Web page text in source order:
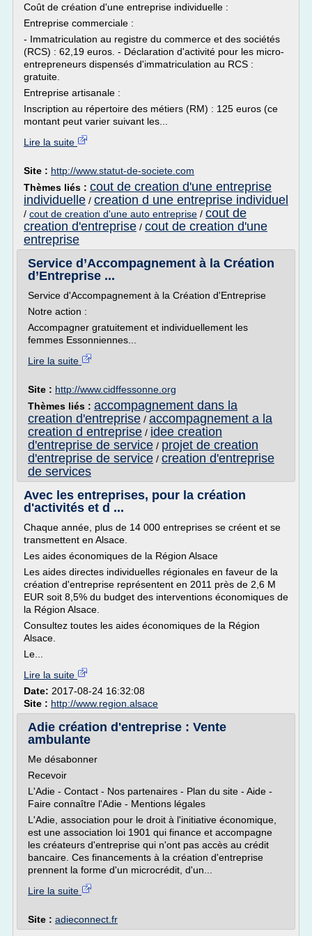
Coût de création d'une entreprise individuelle :
Entreprise commerciale :
- Immatriculation au registre du commerce et des sociétés
(RCS) : 62,19 euros. - Déclaration d'activité pour les micro-
entrepreneurs dispensés d'immatriculation au RCS :
gratuite.
Entreprise artisanale :
Inscription au répertoire des métiers (RM) : 125 euros (ce
montant peut varier suivant les...
Lire la suite
Site : http://www.statut-de-societe.com
Thèmes liés : cout de creation d'une entreprise
individuelle / creation d une entreprise individuel
/ cout de creation d'une auto entreprise / cout de
creation d'entreprise / cout de creation d'une
entreprise
Service d’Accompagnement à la Création
d’Entreprise ...
Service d'Accompagnement à la Création d'Entreprise
Notre action :
Accompagner gratuitement et individuellement les
femmes Essonniennes...
Lire la suite
Site : http://www.cidffessonne.org
Thèmes liés : accompagnement dans la
creation d'entreprise / accompagnement a la
creation d entreprise / idee creation
d'entreprise de service / projet de creation
d'entreprise de service / creation d'entreprise
de services
Avec les entreprises, pour la création
d'activités et d ...
Chaque année, plus de 14 000 entreprises se créent et se
transmettent en Alsace.
Les aides économiques de la Région Alsace
Les aides directes individuelles régionales en faveur de la
création d'entreprise représentent en 2011 près de 2,6 M
EUR soit 8,5% du budget des interventions économiques de
la Région Alsace.
Consultez toutes les aides économiques de la Région
Alsace.
Le...
Lire la suite
Date: 2017-08-24 16:32:08
Site : http://www.region.alsace
Adie création d'entreprise : Vente
ambulante
Me désabonner
Recevoir
L'Adie - Contact - Nos partenaires - Plan du site - Aide -
Faire connaître l'Adie - Mentions légales
L'Adie, association pour le droit à l'initiative économique,
est une association loi 1901 qui finance et accompagne
les créateurs d'entreprise qui n'ont pas accès au crédit
bancaire. Ces financements à la création d'entreprise
prennent la forme d'un microcrédit, d'un...
Lire la suite
Site : adieconnect.fr